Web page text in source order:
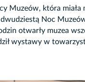
Muzeów, która
Noc
otwarły muzea
wystawy w